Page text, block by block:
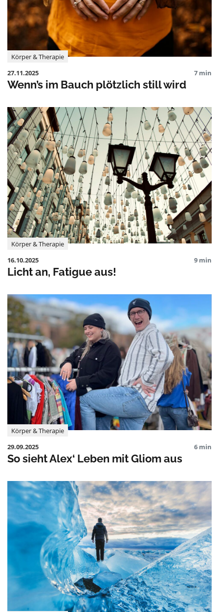
Körper & Therapie
27.11.2025
7 min
Wenn’s im Bauch plötzlich still wird
Körper & Therapie
16.10.2025
9 min
Licht an, Fatigue aus!
Körper & Therapie
29.09.2025
6 min
So sieht Alex‘ Leben mit Gliom aus